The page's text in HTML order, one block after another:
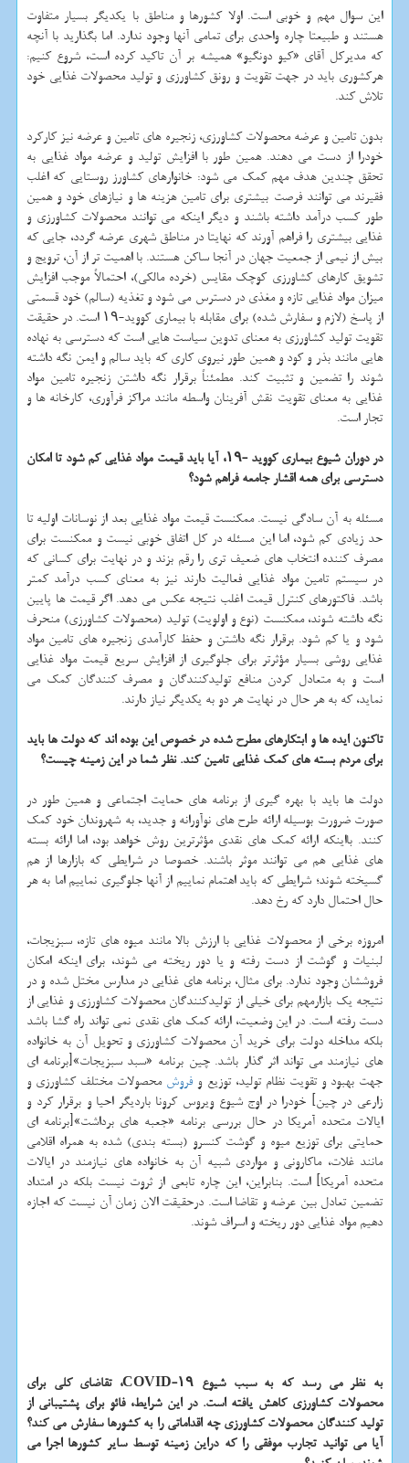
این سوال مهم و خوبی است. اولا کشورها و مناطق با یکدیگر بسیار متفاوت
هستند و طبیعتا چاره واحدی برای تمامی آنها وجود ندارد. اما بگذارید با آنچه
که مدیرکل آقای «کیو دونگیو» همیشه بر آن تاکید کرده است، شروع کنیم:
هرکشوری باید در جهت تقویت و رونق کشاورزی و تولید محصولات غذایی خود
تلاش کند.
بدون تامین و عرضه محصولات کشاورزی، زنجیره های تامین و عرضه نیز کارکرد
خودرا از دست می دهند. همین طور با افزایش تولید و عرضه مواد غذایی به
تحقق چندین هدف مهم کمک می شود: خانوارهای کشاورز روستایی که اغلب
فقیرند می توانند فرصت بیشتری برای تامین هزینه ها و نیازهای خود و همین
طور کسب درآمد داشته باشند و دیگر اینکه می توانند محصولات کشاورزی و
غذایی بیشتری را فراهم آورند که نهایتا در مناطق شهری عرضه گردد، جایی که
بیش از نیمی از جمعیت جهان در آنجا ساکن هستند. با اهمیت تر از آن، ترویج و
تشویق کارهای کشاورزی کوچک مقایس (خرده مالکی)، احتمالاً موجب افزایش
میزان مواد غذایی تازه و مغذی در دسترس می شود و تغذیه (سالم) خود قسمتی
از پاسخ (لازم و سفارش شده) برای مقابله با بیماری کووید-۱۹ است. در حقیقت
تقویت تولید کشاورزی به معنای تدوین سیاست هایی است که دسترسی به نهاده
هایی مانند بذر و کود و همین طور نیروی کاری که باید سالم و ایمن نگه داشته
شوند را تضمین و تثبیت کند. مطمئناً برقرار نگه داشتن زنجیره تامین مواد
غذایی به معنای تقویت نقش آفرینان واسطه مانند مراکز فرآوری، کارخانه ها و
تجار است.
در دوران شیوع بیماری کووید -۱۹، آیا باید قیمت مواد غذایی کم شود تا امکان
دسترسی برای همه اقشار جامعه فراهم شود؟
مسئله به آن سادگی نیست. ممکنست قیمت مواد غذایی بعد از نوسانات اولیه تا
حد زیادی کم شود، اما این مسئله در کل اتفاق خوبی نیست و ممکنست برای
مصرف کننده انتخاب های ضعیف تری را رقم بزند و در نهایت برای کسانی که
در سیستم تامین مواد غذایی فعالیت دارند نیز به معنای کسب درآمد کمتر
باشد. فاکتورهای کنترل قیمت اغلب نتیجه عکس می دهد. اگر قیمت ها پایین
نگه داشته شوند، ممکنست (نوع و اولویت) تولید (محصولات کشاورزی) منحرف
شود و یا کم شود. برقرار نگه داشتن و حفظ کارآمدی زنجیره های تامین مواد
غذایی روشی بسیار مؤثرتر برای جلوگیری از افزایش سریع قیمت مواد غذایی
است و به متعادل کردن منافع تولیدکنندگان و مصرف کنندگان کمک می
نماید، که به هر حال در نهایت هر دو به یکدیگر نیاز دارند.
تاکنون ایده ها و ابتکارهای مطرح شده در خصوص این بوده اند که دولت ها باید
برای مردم بسته های کمک غذایی تامین کند. نظر شما در این زمینه چیست؟
دولت ها باید با بهره گیری از برنامه های حمایت اجتماعی و همین طور در
صورت ضرورت بوسیله ارائه طرح های نوآورانه و جدید، به شهروندان خود کمک
کنند. بااینکه ارائه کمک های نقدی مؤثرترین روش خواهد بود، اما ارائه بسته
های غذایی هم می توانند موثر باشند. خصوصا در شرایطی که بازارها از هم
گسیخته شوند؛ شرایطی که باید اهتمام نماییم از آنها جلوگیری نماییم اما به هر
حال احتمال دارد که رخ دهد.
امروزه برخی از محصولات غذایی با ارزش بالا مانند میوه های تازه، سبزیجات،
لبنیات و گوشت از دست رفته و یا دور ریخته می شوند، برای اینکه امکان
فروششان وجود ندارد. برای مثال، برنامه های غذایی در مدارس مختل شده و در
نتیجه یک بازارمهم برای خیلی از تولیدکنندگان محصولات کشاورزی و غذایی از
دست رفته است. در این وضعیت، ارائه کمک های نقدی نمی تواند راه گشا باشد
بلکه مداخله دولت برای خرید آن محصولات کشاورزی و تحویل آن به خانواده
های نیازمند می تواند اثر گذار باشد. چین برنامه «سبد سبزیجات»[برنامه ای
جهت بهبود و تقویت نظام تولید، توزیع و فروش محصولات مختلف کشاورزی و
زارعی در چین] خودرا در اوج شیوع ویروس کرونا باردیگر احیا و برقرار کرد و
ایالات متحده آمریکا در حال بررسی برنامه «جعبه های برداشت»[برنامه ای
حمایتی برای توزیع میوه و گوشت کنسرو (بسته بندی) شده به همراه اقلامی
مانند غلات، ماکارونی و مواردی شبیه آن به خانواده های نیازمند در ایالات
متحده آمریکا] است. بنابراین، این چاره تابعی از ثروت نیست بلکه در امتداد
تضمین تعادل بین عرضه و تقاضا است. درحقیقت الان زمان آن نیست که اجازه
دهیم مواد غذایی دور ریخته و اسراف شوند.
به نظر می رسد که به سبب شیوع COVID-۱۹، تقاضای کلی برای
محصولات کشاورزی کاهش یافته است. در این شرایط، فائو برای پشتیبانی از
تولید کنندگان محصولات کشاورزی چه اقداماتی را به کشورها سفارش می کند؟
آیا می توانید تجارب موفقی را که دراین زمینه توسط سایر کشورها اجرا می